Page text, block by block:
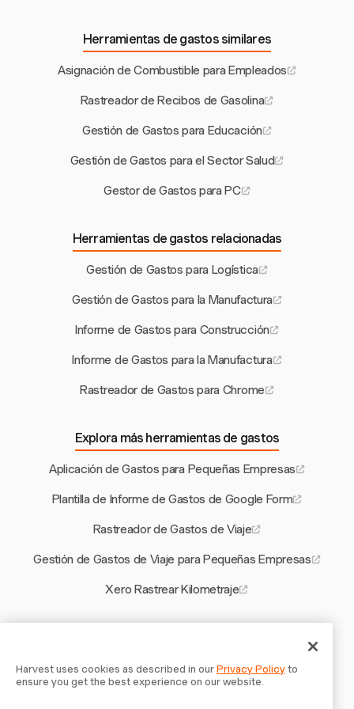
Herramientas de gastos similares
Asignación de Combustible para Empleados
Rastreador de Recibos de Gasolina
Gestión de Gastos para Educación
Gestión de Gastos para el Sector Salud
Gestor de Gastos para PC
Herramientas de gastos relacionadas
Gestión de Gastos para Logística
Gestión de Gastos para la Manufactura
Informe de Gastos para Construcción
Informe de Gastos para la Manufactura
Rastreador de Gastos para Chrome
Explora más herramientas de gastos
Aplicación de Gastos para Pequeñas Empresas
Plantilla de Informe de Gastos de Google Form
Rastreador de Gastos de Viaje
Gestión de Gastos de Viaje para Pequeñas Empresas
Xero Rastrear Kilometraje
Calculadora de Tiempo de Espera
Harvest uses cookies as described in ourPrivacy Policyto
ensure you get the best experience on our website.